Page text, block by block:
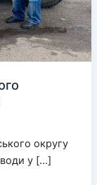
округу
води у […]